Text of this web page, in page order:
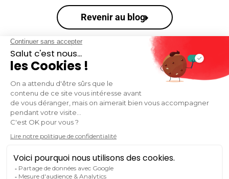
Revenir au blog
VOUS SOUHAITEZ RESTER INFORMÉ.E DE
L'ACTUALITÉ DU MARKETING ET DE LA
COMMUNICATION DIGITALE ?
S'inscrire à la newsletter